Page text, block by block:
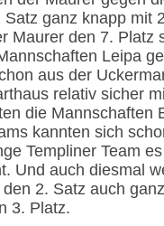
ganz knapp mit
Maurer den 7. Platz
Leipa
aus der
relativ sicher
die Mannschaften
kannten sich
Templiner Team
Und auch diesmal
2. Satz auch
3. Platz.